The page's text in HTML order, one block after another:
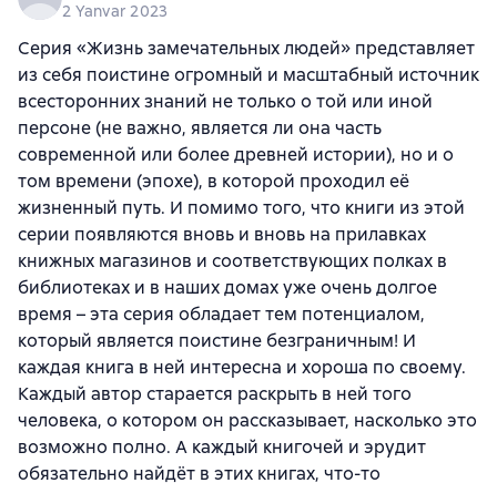
2 Yanvar 2023
Серия «Жизнь замечательных людей» представляет
из себя поистине огромный и масштабный источник
всесторонних знаний не только о той или иной
персоне (не важно, является ли она часть
современной или более древней истории), но и о
том времени (эпохе), в которой проходил её
жизненный путь. И помимо того, что книги из этой
серии появляются вновь и вновь на прилавках
книжных магазинов и соответствующих полках в
библиотеках и в наших домах уже очень долгое
время – эта серия обладает тем потенциалом,
который является поистине безграничным! И
каждая книга в ней интересна и хороша по своему.
Каждый автор старается раскрыть в ней того
человека, о котором он рассказывает, насколько это
возможно полно. А каждый книгочей и эрудит
обязательно найдёт в этих книгах, что-то